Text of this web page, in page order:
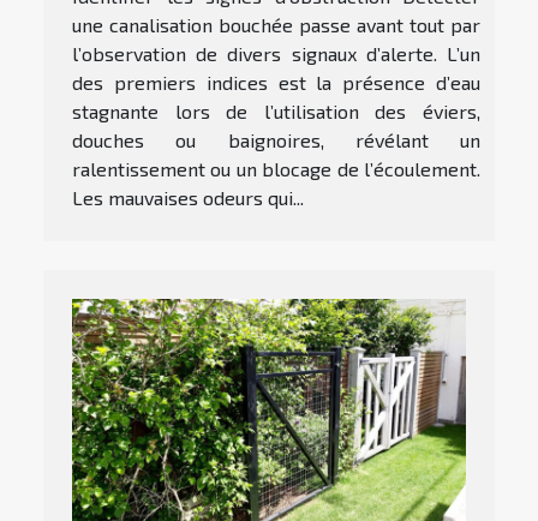
une canalisation bouchée passe avant tout par
l’observation de divers signaux d’alerte. L’un
des premiers indices est la présence d’eau
stagnante lors de l’utilisation des éviers,
douches ou baignoires, révélant un
ralentissement ou un blocage de l’écoulement.
Les mauvaises odeurs qui...